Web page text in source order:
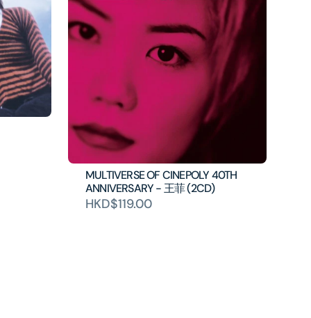
MULTIVERSE OF CINEPOLY 40TH
ANNIVERSARY - 王菲 (2CD)
HKD$119.00